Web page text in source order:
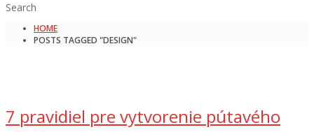
Search
HOME
POSTS TAGGED "DESIGN"
7 pravidiel pre vytvorenie pútavého